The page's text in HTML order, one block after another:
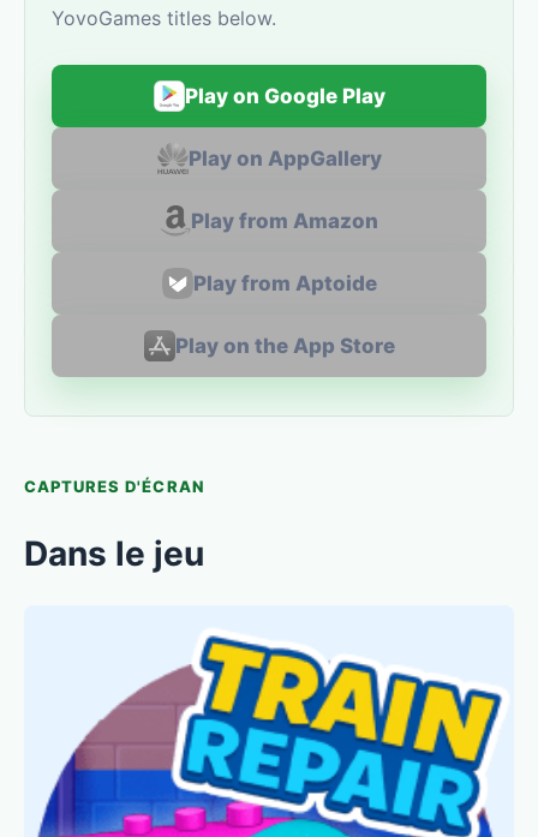
YovoGames titles below.
Play on Google Play
Play on AppGallery
Play from Amazon
Play from Aptoide
Play on the App Store
CAPTURES D'ÉCRAN
Dans le jeu